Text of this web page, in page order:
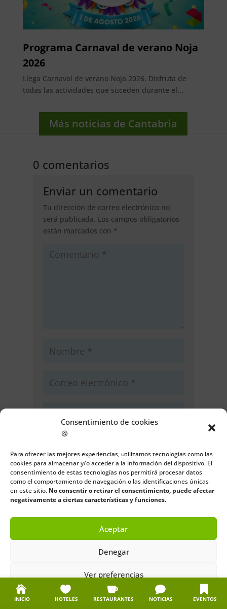
Consentimiento de cookies
🍪
Para ofrecer las mejores experiencias, utilizamos tecnologías como las
cookies para almacenar y/o acceder a la información del dispositivo. El
consentimiento de estas tecnologías nos permitirá procesar datos
como el comportamiento de navegación o las identificaciones únicas
en este sitio. No consentir o retirar el consentimiento, puede afectar
negativamente a ciertas características y funciones.
Aceptar
Denegar
Ver preferencias
Política de cookiesPolítica de privacidadAviso legal
INICIO HOTELES RESTAURANTES NOTICIAS EVENTOS
Programa Carnaval de verano Noja
2026
Llega Carnaval de verano Noja 2026. Disfruta de
todas las actividades que suceden durante el...
Más noticias de Cantabria
0 comentarios
Enviar un comentario
Tu dirección de correo electrónico no
será publicada. Los campos obligatorios
están marcados con *
Guarda mi nombre, correo
electrónico y web en este navegador
para la próxima vez que comente.
Enviar comentario